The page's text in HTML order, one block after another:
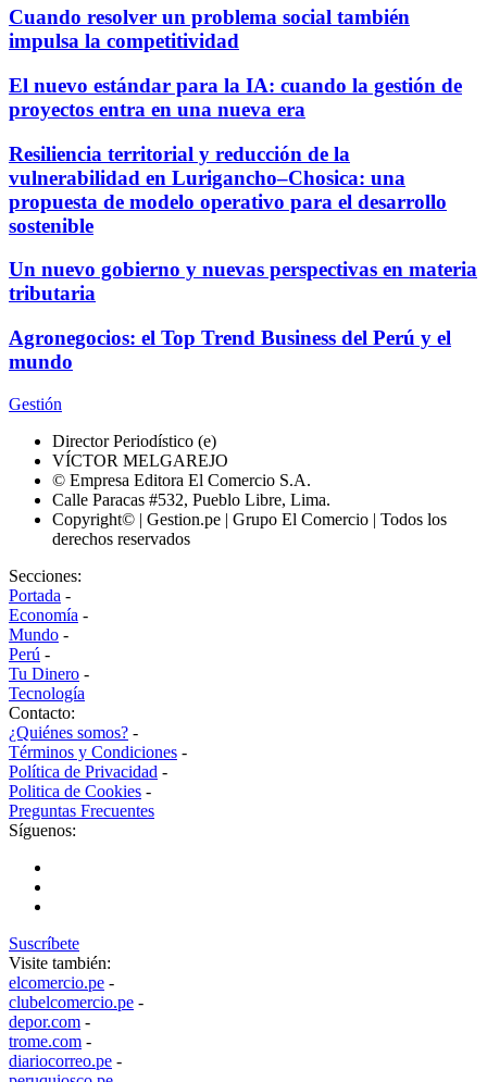
Cuando resolver un problema social también
impulsa la competitividad
El nuevo estándar para la IA: cuando la gestión de
proyectos entra en una nueva era
Resiliencia territorial y reducción de la
vulnerabilidad en Lurigancho–Chosica: una
propuesta de modelo operativo para el desarrollo
sostenible
Un nuevo gobierno y nuevas perspectivas en materia
tributaria
Agronegocios: el Top Trend Business del Perú y el
mundo
Gestión
Director Periodístico (e)
VÍCTOR MELGAREJO
© Empresa Editora El Comercio S.A.
Calle Paracas #532, Pueblo Libre, Lima.
Copyright© | Gestion.pe | Grupo El Comercio | Todos los
derechos reservados
Secciones:
Portada -
Economía -
Mundo -
Perú -
Tu Dinero -
Tecnología
Contacto:
¿Quiénes somos? -
Términos y Condiciones -
Política de Privacidad -
Politica de Cookies -
Preguntas Frecuentes
Síguenos:
Suscríbete
Visite también:
elcomercio.pe -
clubelcomercio.pe -
depor.com -
trome.com -
diariocorreo.pe -